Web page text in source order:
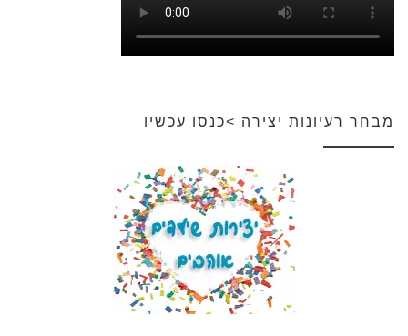
מבחר רעיונות יצירה >כנסו עכשיו